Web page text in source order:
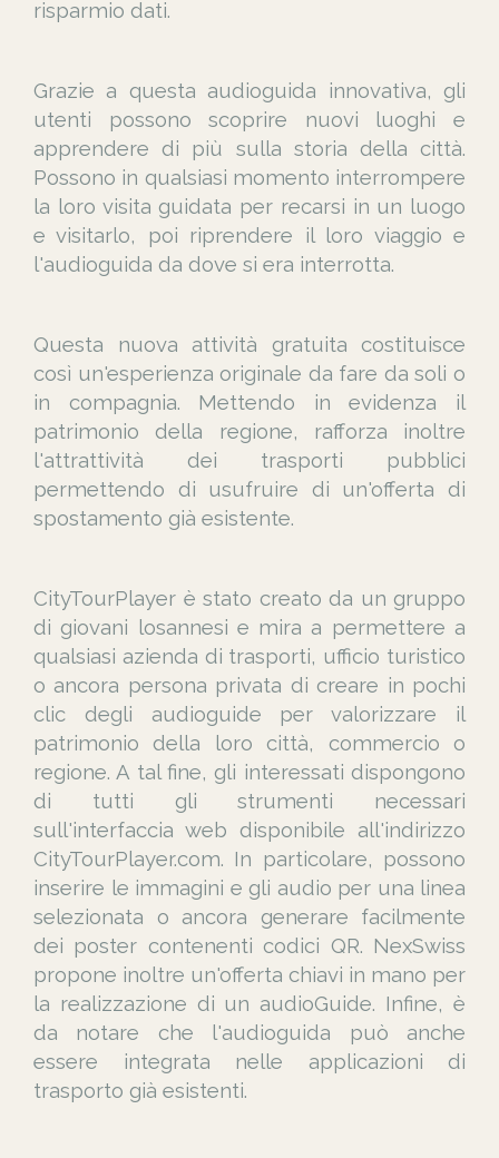
risparmio dati.
Grazie a questa audioguida innovativa, gli
utenti possono scoprire nuovi luoghi e
apprendere di più sulla storia della città.
Possono in qualsiasi momento interrompere
la loro visita guidata per recarsi in un luogo
e visitarlo, poi riprendere il loro viaggio e
l'audioguida da dove si era interrotta.
Questa nuova attività gratuita costituisce
così un'esperienza originale da fare da soli o
in compagnia. Mettendo in evidenza il
patrimonio della regione, rafforza inoltre
l'attrattività dei trasporti pubblici
permettendo di usufruire di un'offerta di
spostamento già esistente.
CityTourPlayer è stato creato da un gruppo
di giovani losannesi e mira a permettere a
qualsiasi azienda di trasporti, ufficio turistico
o ancora persona privata di creare in pochi
clic degli audioguide per valorizzare il
patrimonio della loro città, commercio o
regione. A tal fine, gli interessati dispongono
di tutti gli strumenti necessari
sull'interfaccia web disponibile all'indirizzo
CityTourPlayer.com. In particolare, possono
inserire le immagini e gli audio per una linea
selezionata o ancora generare facilmente
dei poster contenenti codici QR. NexSwiss
propone inoltre un'offerta chiavi in mano per
la realizzazione di un audioGuide. Infine, è
da notare che l'audioguida può anche
essere integrata nelle applicazioni di
trasporto già esistenti.